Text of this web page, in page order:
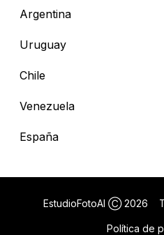
Argentina
Uruguay
Chile
Venezuela
España
EstudioFotoAI Ⓒ2026
Política de